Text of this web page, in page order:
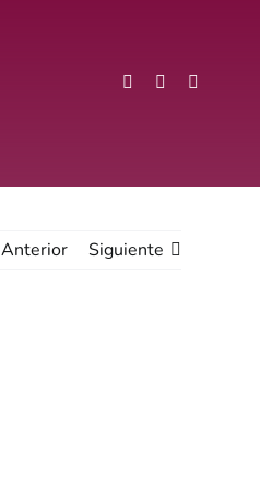
Anterior Siguiente